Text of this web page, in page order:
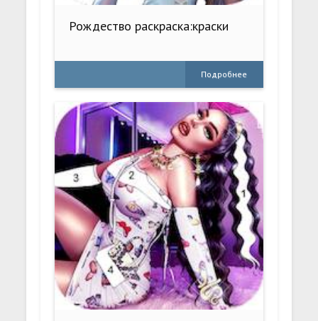
Рождество раскраска:краски
Подробнее